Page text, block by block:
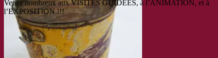
Venez nombreux aux VISITES GUIDEES, à l’ANIMATION, et à
l’EXPOSITION !!!